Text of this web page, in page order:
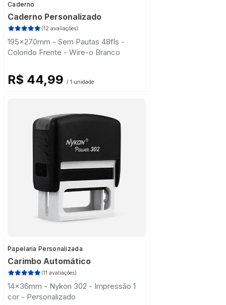
Caderno
Caderno Personalizado
(12 avaliações)
195x270mm - Sem Pautas 48fls -
Colorido Frente - Wire-o Branco
R$ 44,99 / 1 unidade
Papelaria Personalizada
Carimbo Automático
(11 avaliações)
14x36mm - Nykon 302 - Impressão 1
cor - Personalizado